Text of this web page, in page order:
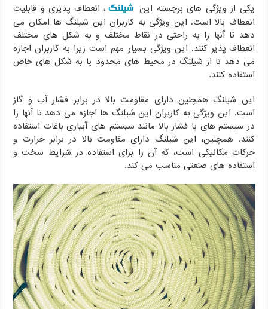
یکی از ویژگی های برجسته این شیلنگ، انعطاف پذیری و قابلیت
انعطاف بالا است. این ویژگی به کاربران این شیلنگ ها امکان می
دهد تا آنها را به راحتی در نقاط مختلف و به شکل های مختلف
انعطاف پذیر کنند. این ویژگی بسیار مهم است زیرا به کاربران اجازه
می دهد تا از شیلنگ در محیط های محدود یا به شکل های خاص
استفاده کنند.
این شیلنگ همچنین دارای مقاومت بالا در برابر فشار آب و گاز
است. این ویژگی به کاربران این شیلنگ ها اجازه می دهد تا آنها را
در سیستم های با فشار بالا مانند سیستم های آبیاری باغات استفاده
کنند. همچنین، این شیلنگ دارای مقاومت بالا در برابر حرارت و
حرکات مکانیکی است، که آن را برای استفاده در شرایط سخت و
استفاده های صنعتی مناسب می کند.